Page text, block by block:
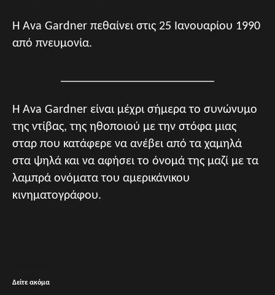
Η Ava Gardner πεθαίνει στις 25 Ιανουαρίου 1990
από πνευμονία.
Η Ava Gardner είναι μέχρι σήμερα το συνώνυμο
της ντίβας, της ηθοποιού με την στόφα μιας
σταρ που κατάφερε να ανέβει από τα χαμηλά
στα ψηλά και να αφήσει το όνομά της μαζί με τα
λαμπρά ονόματα του αμερικάνικου
κινηματογράφου.
Δείτε ακόμα